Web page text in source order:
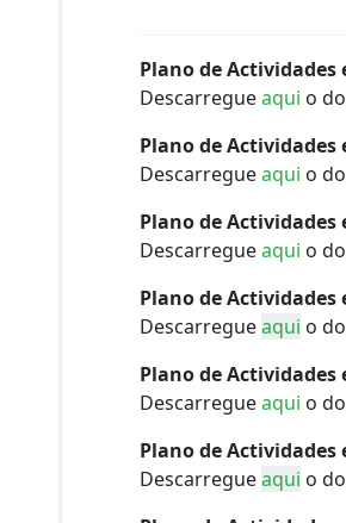
Plano de Actividades
Descarregueaqui o
Plano de Actividades
Descarregueaqui o
Plano de Actividades
Descarregueaqui o
Plano de Actividades
Descarregueaqui o
Plano de Actividades
Descarregueaqui o
Plano de Actividades
Descarregueaqui o